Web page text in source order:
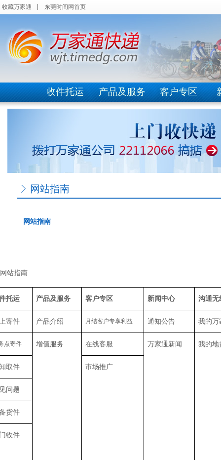
收藏万家通 东莞时间网首页
收件托运 产品及服务 客户专区
网站指南
网站指南
网站指南
托运 产品及服务 客户专区 新闻中心 沟通无
寄件 产品介绍 月结客户专享利益 通知公告 我的万
点寄件 增值服务 在线客服 万家通新闻 我的地
取件 市场推广
问题
货件
收件